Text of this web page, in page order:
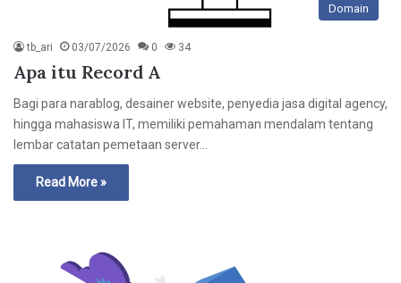
Domain
tb_ari 03/07/2026 0 34
Apa itu Record A
Bagi para narablog, desainer website, penyedia jasa digital agency,
hingga mahasiswa IT, memiliki pemahaman mendalam tentang
lembar catatan pemetaan server…
Read More »